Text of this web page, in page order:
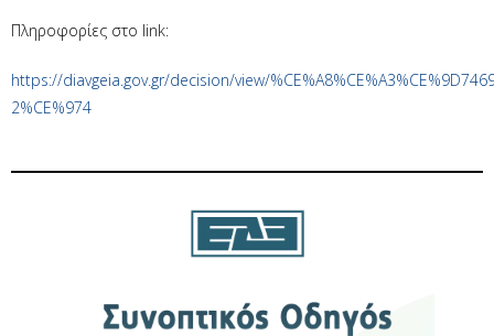
Πληροφορίες στο link:
https://diavgeia.gov.gr/decision/view/
2%CE%974